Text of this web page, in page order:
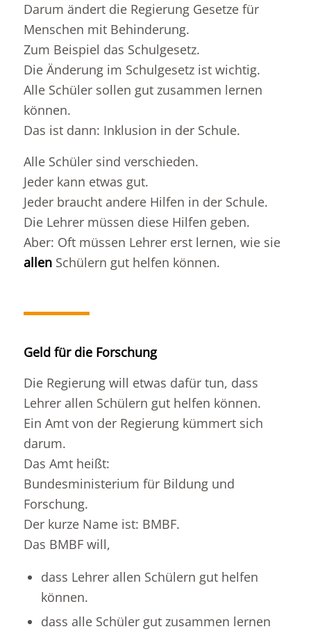
Darum ändert die Regierung Gesetze für
Menschen mit Behinderung.
Zum Beispiel das Schulgesetz.
Die Änderung im Schulgesetz ist wichtig.
Alle Schüler sollen gut zusammen lernen
können.
Das ist dann: Inklusion in der Schule.
Alle Schüler sind verschieden.
Jeder kann etwas gut.
Jeder braucht andere Hilfen in der Schule.
Die Lehrer müssen diese Hilfen geben.
Aber: Oft müssen Lehrer erst lernen, wie sie
allenSchülern gut helfen können.
Geld für die Forschung
Die Regierung will etwas dafür tun, dass
Lehrer allen Schülern gut helfen können.
Ein Amt von der Regierung kümmert sich
darum.
Das Amt heißt:
Bundesministerium für Bildung und
Forschung.
Der kurze Name ist: BMBF.
Das BMBF will,
dass Lehrer allen Schülern gut helfen
können.
dass alle Schüler gut zusammen lernen